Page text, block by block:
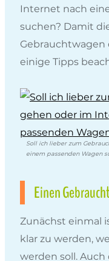
Internet nach
suchen? Damit
Gebrauchtwagen
einige Tipps
Soll ich lieber zum
einem passenden Wagen
Einen
Zunächst einmal
klar zu werden,
werden soll.